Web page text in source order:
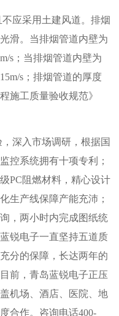
应采用土建风道。排烟
滑。当排烟管道内壁为
s；当排烟管道内壁为
s；排烟管道的厚度
施工质量验收规范》
深入市场调研，根据国
控系统拥有十项专利；
PC阻燃材料，精心设计
生产线保障产能充沛；
，两小时内完成图纸统
锐电子一直坚持五道质
分的保障，长达两年的
前，青岛蓝锐电子正压
机场、酒店、医院、地
合作。咨询电话400-